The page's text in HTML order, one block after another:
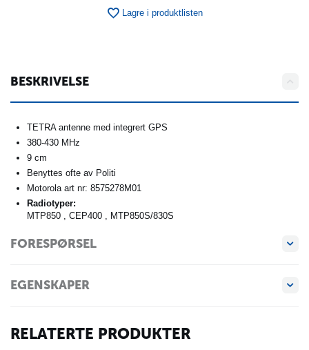
Lagre i produktlisten
BESKRIVELSE
TETRA antenne med integrert GPS
380-430 MHz
9 cm
Benyttes ofte av Politi
Motorola art nr: 8575278M01
Radiotyper:
MTP850 , CEP400 , MTP850S/830S
FORESPØRSEL
EGENSKAPER
RELATERTE PRODUKTER